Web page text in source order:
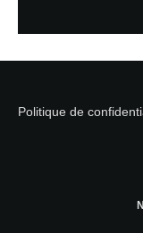
Politique de